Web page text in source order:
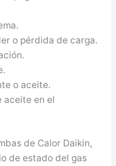
o pérdida de carga.
o aceite.
aceite en el
de Calor Daikin,
de estado del gas